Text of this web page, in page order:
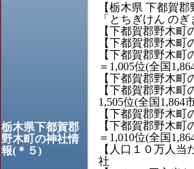
栃木県下都賀郡
野木町の神社情
報(＊５)
【栃木県 下都賀
「とちぎけん のぎ
【下都賀郡野木町
【下都賀郡野木町
【下都賀郡野木町
＝1,005位(全国
【下都賀郡野木町
【下都賀郡野木町
1,505位(全国1,864
【下都賀郡野木町
【下都賀郡野木町
＝1,010位(全国
【人口１０万人当
社